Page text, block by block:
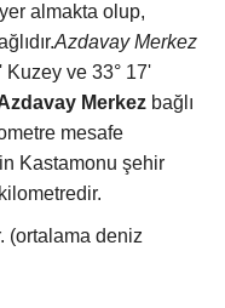
almakta olup,
Azdavay Merkez
Kuzey ve 33° 17'
Merkez bağlı
mesafe
Kastamonu şehir
(ortalama deniz